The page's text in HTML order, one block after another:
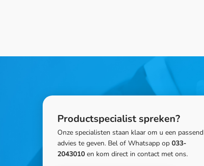
Productspecialist spreken?
Onze specialisten staan klaar om u een passend
advies te geven. Bel of Whatsapp op 033-
2043010 en kom direct in contact met ons.